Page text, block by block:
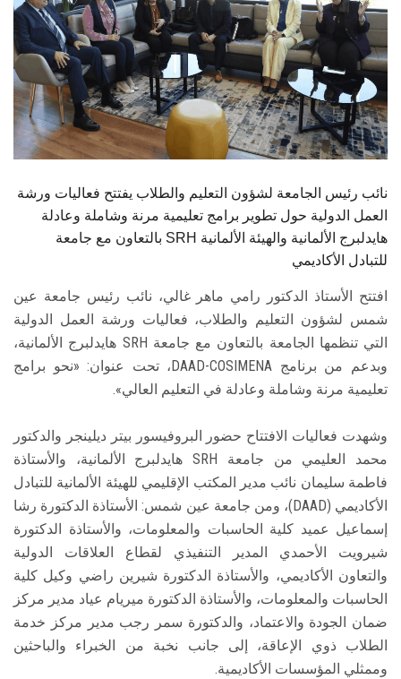
الزائـرون
سجل الان
نائب رئيس الجامعة لشؤون التعليم والطلاب يفتتح فعاليات ورشة
العمل الدولية حول تطوير برامج تعليمية مرنة وشاملة وعادلة
بالتعاون مع جامعة SRH هايدلبرج الألمانية والهيئة الألمانية
للتبادل الأكاديمي
افتتح الأستاذ الدكتور رامي ماهر غالي، نائب رئيس جامعة عين
شمس لشؤون التعليم والطلاب، فعاليات ورشة العمل الدولية
التي تنظمها الجامعة بالتعاون مع جامعة SRH هايدلبرج الألمانية،
وبدعم من برنامج DAAD-COSIMENA، تحت عنوان: «نحو برامج
تعليمية مرنة وشاملة وعادلة في التعليم العالي».
وشهدت فعاليات الافتتاح حضور البروفيسور بيتر ديلينجر والدكتور
محمد العليمي من جامعة SRH هايدلبرج الألمانية، والأستاذة
فاطمة سليمان نائب مدير المكتب الإقليمي للهيئة الألمانية للتبادل
الأكاديمي (DAAD)، ومن جامعة عين شمس: الأستاذة الدكتورة رشا
إسماعيل عميد كلية الحاسبات والمعلومات، والأستاذة الدكتورة
شيرويت الأحمدي المدير التنفيذي لقطاع العلاقات الدولية
والتعاون الأكاديمي، والأستاذة الدكتورة شيرين راضي وكيل كلية
الحاسبات والمعلومات، والأستاذة الدكتورة ميريام عياد مدير مركز
ضمان الجودة والاعتماد، والدكتورة سمر رجب مدير مركز خدمة
الطلاب ذوي الإعاقة، إلى جانب نخبة من الخبراء والباحثين
وممثلي المؤسسات الأكاديمية.